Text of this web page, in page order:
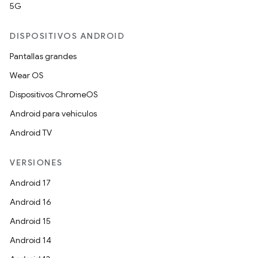
5G
DISPOSITIVOS ANDROID
Pantallas grandes
Wear OS
Dispositivos ChromeOS
Android para vehículos
Android TV
VERSIONES
Android 17
Android 16
Android 15
Android 14